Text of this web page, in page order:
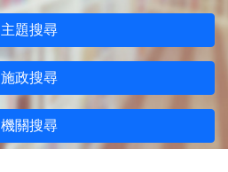
主題搜尋
施政搜尋
機關搜尋